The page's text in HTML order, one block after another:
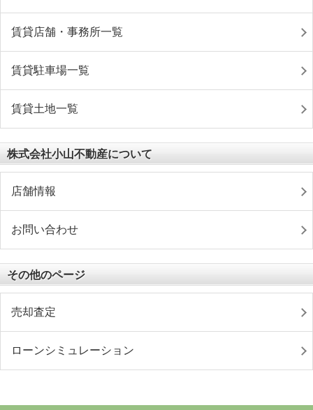
賃貸店舗・事務所一覧
賃貸駐車場一覧
賃貸土地一覧
株式会社小山不動産について
店舗情報
お問い合わせ
その他のページ
売却査定
ローンシミュレーション